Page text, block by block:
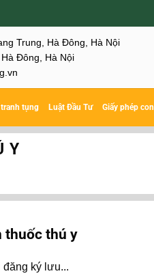
Trung, Hà Đông, Hà Nội
Đông, Hà Nội
tụng Luật Đầu Tư Giấy phép con
Y
thuốc thú y
đăng ký lưu...